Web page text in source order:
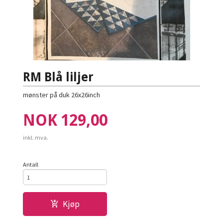
RM Blå liljer
mønster på duk 26x26inch
Pris
NOK 129,00
inkl. mva.
Antall
Kjøp